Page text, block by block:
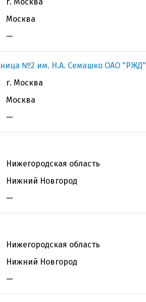
Москва
—
№2 им. Н.А. Семашко ОАО "РЖД"
г. Москва
Москва
—
Нижегородская область
Нижний Новгород
—
Нижегородская область
Нижний Новгород
—